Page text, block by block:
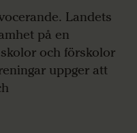
Landets
på en
och förskolor
uppger att